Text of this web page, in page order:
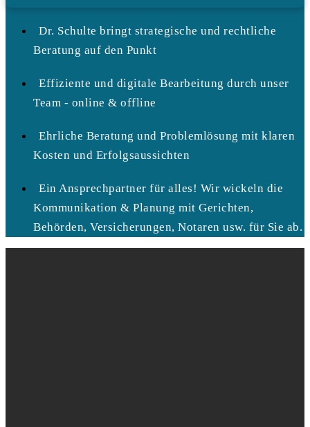
Dr. Schulte bringt strategische und rechtliche
Beratung auf den Punkt
Effiziente und digitale Bearbeitung durch unser
Team - online & offline
Ehrliche Beratung und Problemlösung mit klaren
Kosten und Erfolgsaussichten
Ein Ansprechpartner für alles! Wir wickeln die
Kommunikation & Planung mit Gerichten,
Behörden, Versicherungen, Notaren usw. für Sie ab.